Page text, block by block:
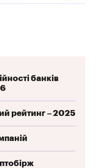
банків
рейтинг – 2025